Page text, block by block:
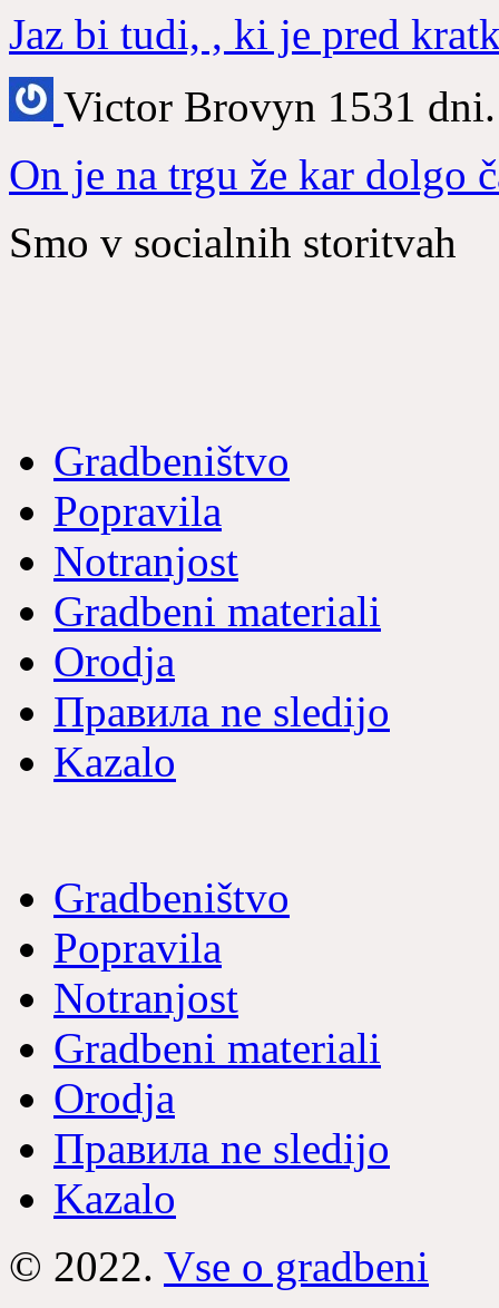
Jaz bi tudi, , ki je pred
Victor Brovyn 1531
On je na trgu že kar dolgo
Smo v socialnih storitvah
Gradbeništvo
Popravila
Notranjost
Gradbeni materiali
Orodja
Правила ne sledijo
Kazalo
Gradbeništvo
Popravila
Notranjost
Gradbeni materiali
Orodja
Правила ne sledijo
Kazalo
© 2022. Vse o gradbeni